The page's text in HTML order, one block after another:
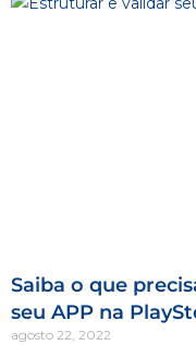
Saiba o que
seu APP na
agosto 22, 2022